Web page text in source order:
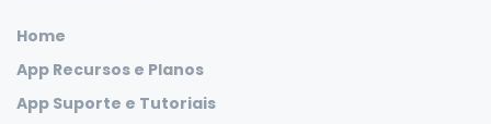
Home
App Recursos e Planos
App Suporte e Tutoriais